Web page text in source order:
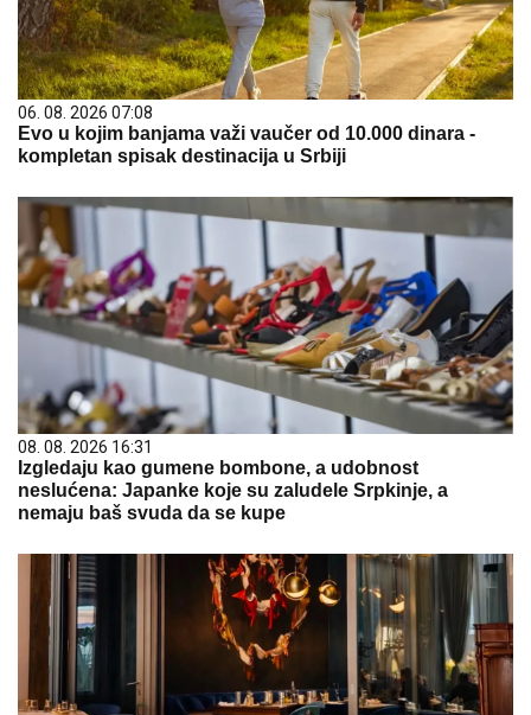
06. 08. 2026 07:08
Evo u kojim banjama važi vaučer od 10.000 dinara -
kompletan spisak destinacija u Srbiji
08. 08. 2026 16:31
Izgledaju kao gumene bombone, a udobnost
neslućena: Japanke koje su zaludele Srpkinje, a
nemaju baš svuda da se kupe